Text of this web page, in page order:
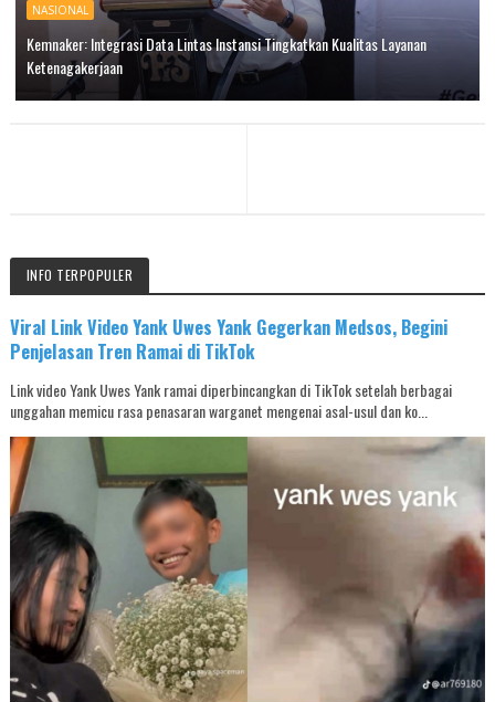
NASIONAL
Kemnaker: Integrasi Data Lintas Instansi Tingkatkan Kualitas Layanan
Ketenagakerjaan
INFO TERPOPULER
Viral Link Video Yank Uwes Yank Gegerkan Medsos, Begini
Penjelasan Tren Ramai di TikTok
Link video Yank Uwes Yank ramai diperbincangkan di TikTok setelah berbagai
unggahan memicu rasa penasaran warganet mengenai asal-usul dan ko...